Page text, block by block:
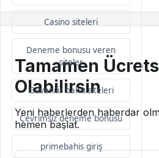
Casino siteleri
Deneme bonusu veren
siteler
Güvenilir bahis siteleri
Çevrimsiz deneme bonusu
primebahis giriş
Tamamen
Olabilirsin
Yeni haberlerden haberdar
hemen başlat.